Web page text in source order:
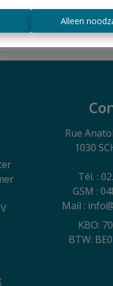
Alleen
65 m²
Rue
1030
Tél. :
GSM :
Mail :
KBO:
BTW: